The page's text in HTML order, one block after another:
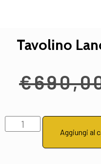
Tavolino
€
Aggiungi al